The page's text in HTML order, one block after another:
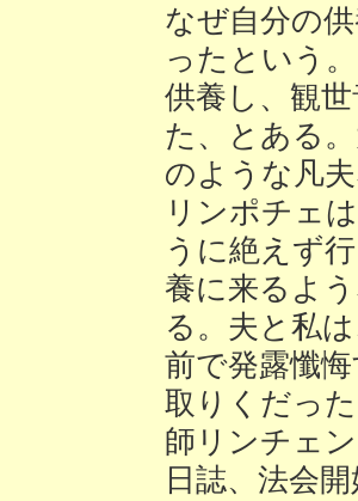
なぜ自分の
ったという
供養し、観
た、とある
のような凡
リンポチェ
うに絶えず
養に来るよ
る。夫と私
前で発露懺
取りくだっ
師リンチェ
日誌、法会